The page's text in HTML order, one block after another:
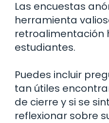
Las encuestas
herramienta
retroalimentación
estudiantes.
Puedes incluir
tan útiles
de cierre y si se
reflexionar sobre